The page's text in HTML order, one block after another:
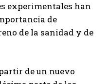
experimentales han
de
de la sanidad y de
de un nuevo